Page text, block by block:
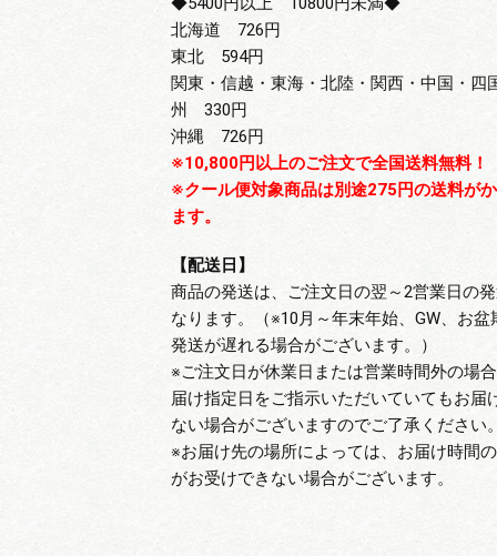
北海道 726円
東北 594円
関東・信越・東海・北陸・関西・中国・四
州 330円
沖縄 726円
※10,800円以上のご注文で全国送料無料！
※クール便対象商品は別途275円の送料が
ます。
【配送日】
商品の発送は、ご注文日の翌～2営業日の
なります。（※10月～年末年始、GW、お盆
発送が遅れる場合がございます。）
※ご注文日が休業日または営業時間外の場
届け指定日をご指示いただいていてもお届
ない場合がございますのでご了承ください
※お届け先の場所によっては、お届け時間
がお受けできない場合がございます。